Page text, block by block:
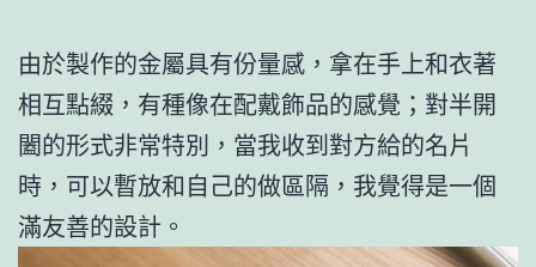
由於製作的金屬具有份量感，拿在手上和衣著
相互點綴，有種像在配戴飾品的感覺；對半開
闔的形式非常特別，當我收到對方給的名片
時，可以暫放和自己的做區隔，我覺得是一個
滿友善的設計。